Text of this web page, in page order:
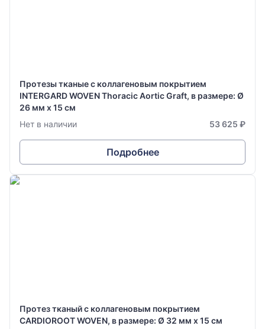
Протезы тканые с коллагеновым покрытием
INTERGARD WOVEN Thoracic Aortic Graft, в размере: Ø
26 мм х 15 см
Нет в наличии
53 625 ₽
Подробнее
Протез тканый с коллагеновым покрытием
CARDIOROOT WOVEN, в размере: Ø 32 мм х 15 см